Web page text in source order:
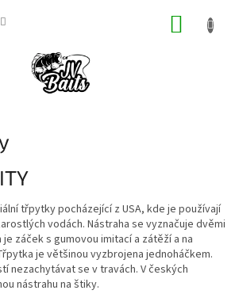
třpytky pocházející z USA, kde je používají
vodách. Nástraha se vyznačuje dvěmi
záček s gumovou imitací a zátěží a na
je většinou vyzbrojena jednoháčkem.
nezachytávat se v travách. V českých
nástrahu na štiky.